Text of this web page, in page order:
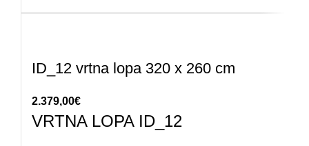
ID_12 vrtna lopa 320 x 260 cm
2.379,00€
VRTNA LOPA ID_12